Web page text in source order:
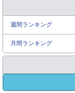
週間ランキング
月間ランキング